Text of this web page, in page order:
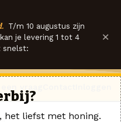
T/m 10 augustus zijn
je levering 1 tot 4
snelst:
×
het liefst met honing.